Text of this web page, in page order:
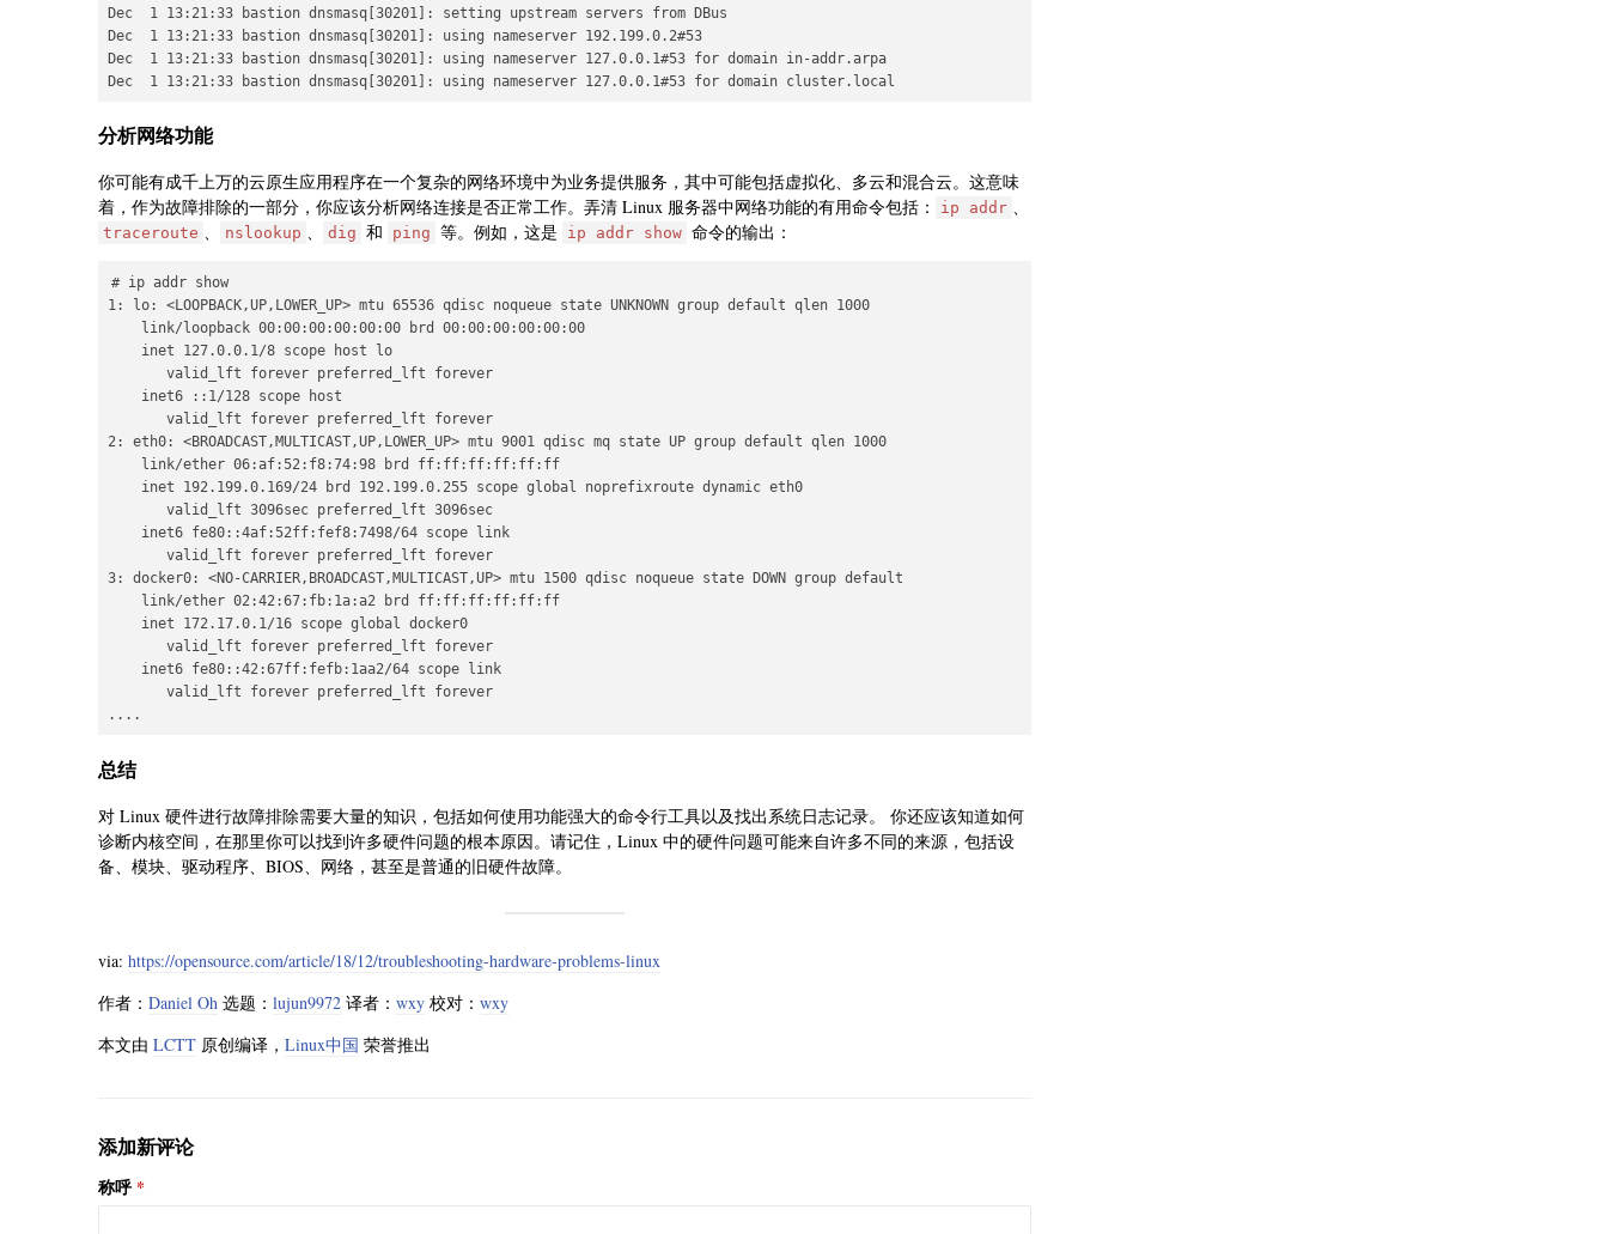
Dec  1 13:21:33 bastion dnsmasq[30201]: setting upstream servers from DBus
Dec  1 13:21:33 bastion dnsmasq[30201]: using nameserver 192.199.0.2#53
Dec  1 13:21:33 bastion dnsmasq[30201]: using nameserver 127.0.0.1#53 for domain in-addr.arpa
Dec  1 13:21:33 bastion dnsmasq[30201]: using nameserver 127.0.0.1#53 for domain cluster.local
分析网络功能
你可能有成千上万的云原生应用程序在一个复杂的网络环境中为业务提供服务，其中可能包括虚拟化、多云和混合云。这意味
着，作为故障排除的一部分，你应该分析网络连接是否正常工作。弄清 Linux 服务器中网络功能的有用命令包括：
ip addr 、
traceroute 、 nslookup 、 dig 和 ping 等。例如，这是 ip addr show 命令的输出：
# ip addr show
1: lo: <LOOPBACK,UP,LOWER_UP> mtu 65536 qdisc noqueue state UNKNOWN group default qlen 1000
    link/loopback 00:00:00:00:00:00 brd 00:00:00:00:00:00
    inet 127.0.0.1/8 scope host lo
       valid_lft forever preferred_lft forever
    inet6 ::1/128 scope host
       valid_lft forever preferred_lft forever
2: eth0: <BROADCAST,MULTICAST,UP,LOWER_UP> mtu 9001 qdisc mq state UP group default qlen 1000
    link/ether 06:af:52:f8:74:98 brd ff:ff:ff:ff:ff:ff
    inet 192.199.0.169/24 brd 192.199.0.255 scope global noprefixroute dynamic eth0
       valid_lft 3096sec preferred_lft 3096sec
    inet6 fe80::4af:52ff:fef8:7498/64 scope link
       valid_lft forever preferred_lft forever
3: docker0: <NO-CARRIER,BROADCAST,MULTICAST,UP> mtu 1500 qdisc noqueue state DOWN group default
    link/ether 02:42:67:fb:1a:a2 brd ff:ff:ff:ff:ff:ff
    inet 172.17.0.1/16 scope global docker0
       valid_lft forever preferred_lft forever
    inet6 fe80::42:67ff:fefb:1aa2/64 scope link
       valid_lft forever preferred_lft forever
....
总结
对 Linux 硬件进行故障排除需要大量的知识，包括如何使用功能强大的命令行工具以及找出系统日志记录。 你还应该知道如何
诊断内核空间，在那里你可以找到许多硬件问题的根本原因。请记住，Linux 中的硬件问题可能来自许多不同的来源，包括设
备、模块、驱动程序、BIOS、网络，甚至是普通的旧硬件故障。
via: https://opensource.com/article/18/12/troubleshooting-hardware-problems-linux
作者： Daniel Oh 选题： lujun9972 译者： wxy 校对： wxy
本文由 LCTT 原创编译， Linux中国 荣誉推出
添加新评论
称呼